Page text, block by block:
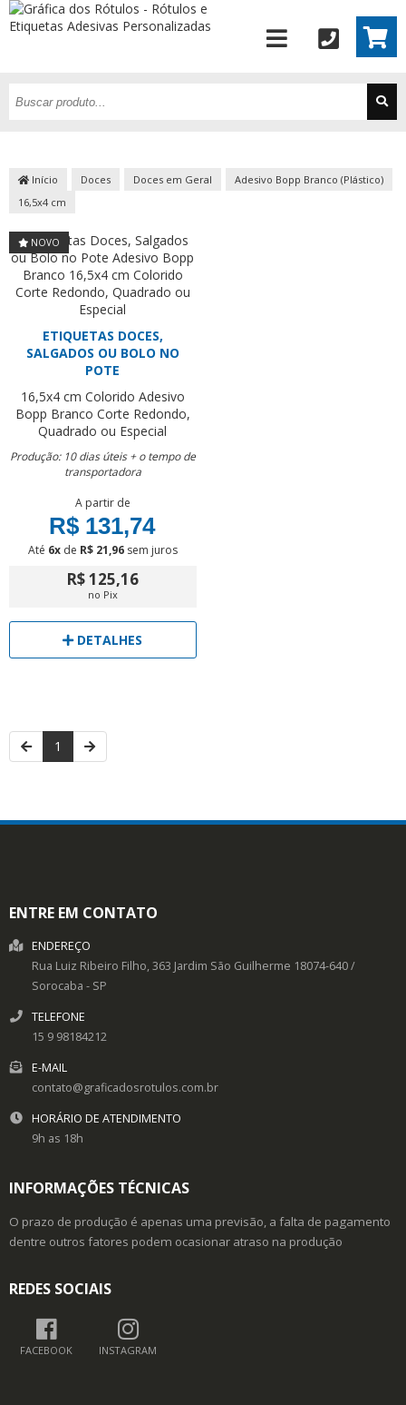
Início Doces Doces em Geral
Adesivo Bopp Branco (Plástico)
16,5x4 cm
NOVO
ETIQUETAS DOCES,
SALGADOS OU BOLO NO
POTE
16,5x4 cm Colorido Adesivo
Bopp Branco Corte Redondo,
Quadrado ou Especial
Produção: 10 dias úteis + o tempo de
transportadora
A partir de
R$ 131,74
Até 6xde R$ 21,96sem juros
R$ 125,16
no Pix
DETALHES
1
ENTRE EM CONTATO
ENDEREÇO
Rua Luiz Ribeiro Filho, 363 Jardim São Guilherme 18074-640/
Sorocaba - SP
TELEFONE
15 9 98184212
E-MAIL
contato@graficadosrotulos.com.br
HORÁRIO DE ATENDIMENTO
9h as 18h
INFORMAÇÕES TÉCNICAS
O prazo de produção é apenas uma previsão, a falta de pagamento
dentre outros fatores podem ocasionar atraso na produção
REDES SOCIAIS
FACEBOOK INSTAGRAM